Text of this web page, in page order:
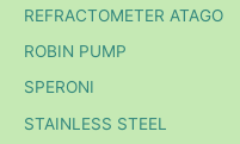
REFRACTOMETER ATAGO
ROBIN PUMP
SPERONI
STAINLESS STEEL